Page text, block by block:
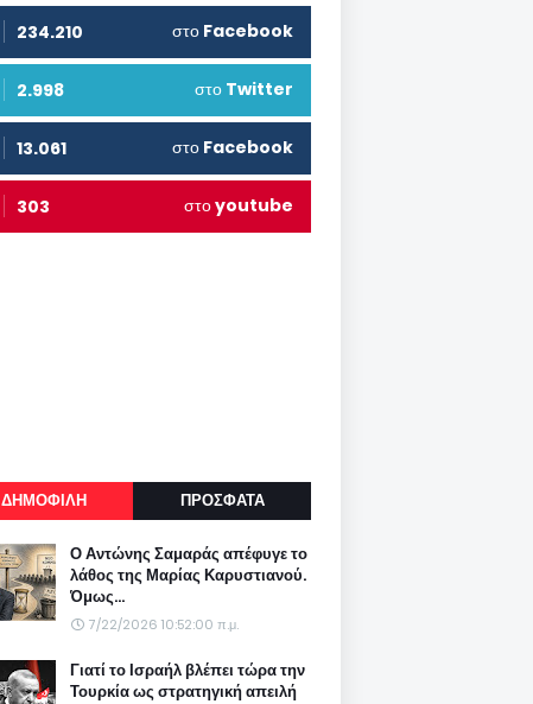
234.210 στο Facebook
2.998 στο Twitter
13.061 στο Facebook
303 στοyoutube
ΔΗΜΟΦΙΛΗ ΠΡΟΣΦΑΤΑ
Ο Αντώνης Σαμαράς απέφυγε το
λάθος της Μαρίας Καρυστιανού.
Όμως...
7/22/2026 10:52:00 π.μ.
Γιατί το Ισραήλ βλέπει τώρα την
Τουρκία ως στρατηγική απειλή